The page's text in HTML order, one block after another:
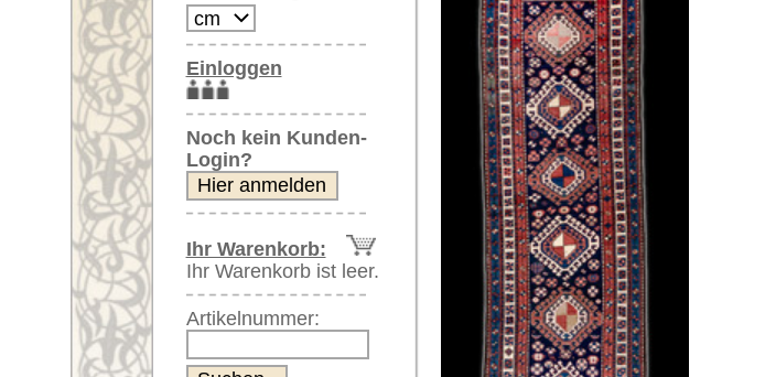
Ihr Warenkorb:
Ihr Warenkorb ist leer.
Artikelnummer:
Moderne Teppiche
Orientteppiche
Unifarben/ungemustert
Seidenteppiche
Große Teppiche
(über 300x200 cm)
Sehr große XL Teppiche
(über 400x200 cm)
Riesige XXL Teppiche
(über 600x200 cm)
Läufer / Galerien
Runde & ovale Teppiche
Antike Teppiche
Antike China Teppiche
Weitere größere Bilder (öffnen sich in neuem Fenster)
Bitte klicken Sie auf die kleinen Bilder weiter unten für Bilder in höherer Auflösung
Hauptbild Bild Nr. 3 Bild Nr. 4
Bild Nr. 8